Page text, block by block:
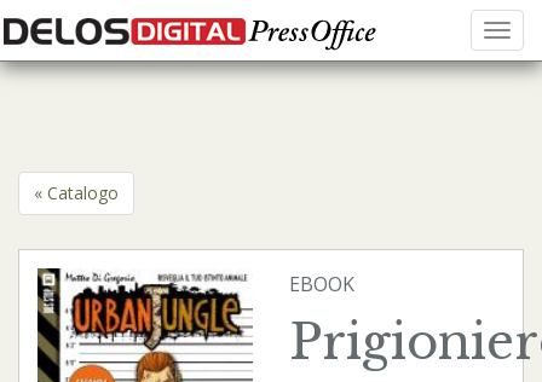
Menu
« Catalogo
EBOOK